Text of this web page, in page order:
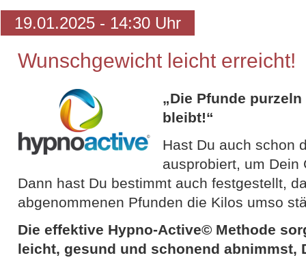
19.01.2025 - 14:30 Uhr
Wunschgewicht leicht erreicht!
„Die Pfunde
bleibt!“
Hast Du auch schon
ausprobiert, um Dein
Dann hast Du bestimmt auch festgestellt,
abgenommenen Pfunden die Kilos umso
Die effektive Hypno-Active© Methode
leicht, gesund und schonend abnimmst,